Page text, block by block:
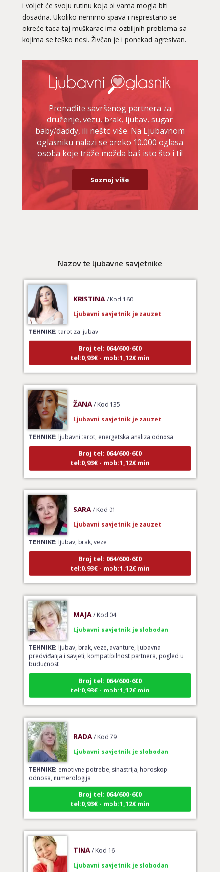
i voljet će svoju rutinu koja bi vama mogla biti
dosadna. Ukoliko nemirno spava i neprestano se
okreće tada taj muškarac ima ozbiljnih problema sa
kojima se teško nosi. Živčan je i ponekad agresivan.
Pronađite savršenog partnera za
druženje, vezu, brak, ljubav, sugar
baby/daddy, ili nešto više. Na Ljubavnom
oglasniku nalazi se preko 10.000 oglasa
osoba koje traže možda baš isto što i ti!
Saznaj više
Nazovite ljubavne savjetnike
ELA/ Kod 151
TEHNIKE: astrologija, ljubavna kompatibilnost, sinastrija,
davison chart, ljubavni tarot, gay tarot - ljubavna
kompatibilnost, rune - ljubavna kompatibilnost,
numerološka ljubavna kompatibilnost, le normand –
ljubavna prognoza, drevni ljubavni simboli za spajanje
Broj tel: 064/600-600
tel:0,93€ - mob:1,12€ min
VESNA BURCSA/ Kod 55
Ljubavni savjetnik je zauzet
TEHNIKE:ljubav, brak, kompatibilnost partnera, planovi
TEHNIKE:tarot za ljubav
Broj tel: 064/600-600
tel:0,93€ - mob:1,12€ min
TEHNIKE:ljubavni tarot, energetska analiza odnosa
Broj tel: 064/600-600
tel:0,93€ - mob:1,12€ min
TEHNIKE:ljubav, brak, veze
Broj tel: 064/600-600
tel:0,93€ - mob:1,12€ min
Ljubavni savjetnik je slobodan
TEHNIKE:ljubav, brak, veze, avanture, ljubavna
predviđanja i savjeti, kompatibilnost partnera, pogled u
budućnost
Broj tel: 064/600-600
tel:0,93€ - mob:1,12€ min
TEHNIKE:emotivne potrebe, sinastrija, horoskop
odnosa, numerologija
Broj tel: 064/600-600
tel:0,93€ - mob:1,12€ min